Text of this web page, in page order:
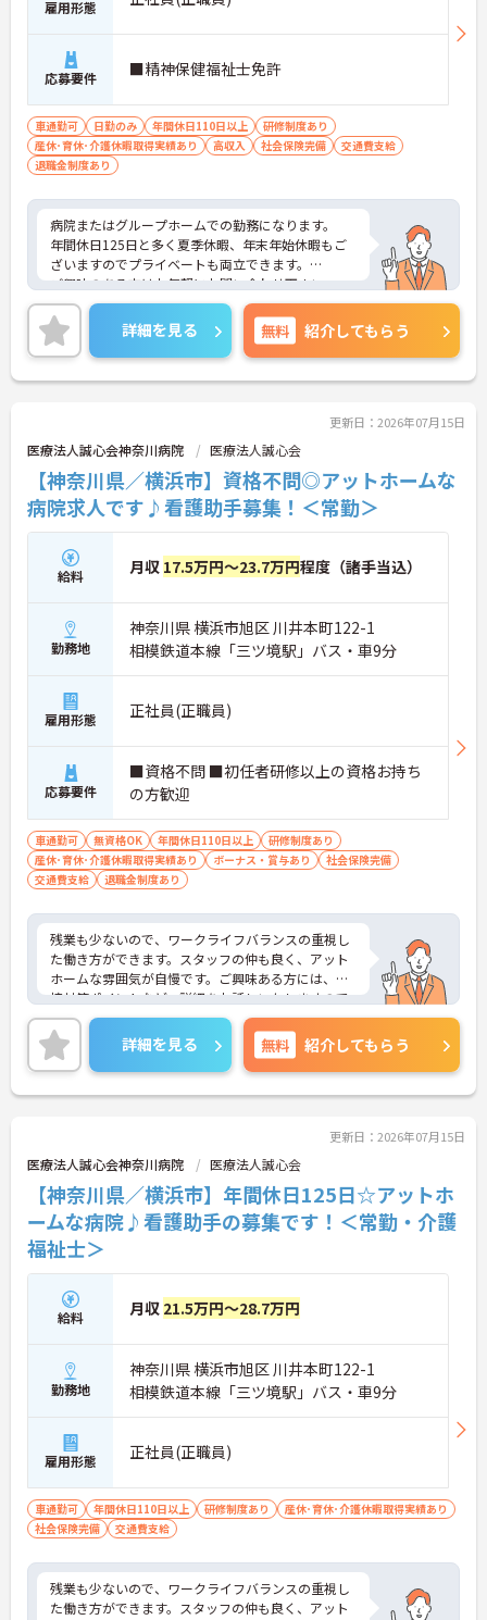
れる環境です】
・働きながら実務者研修を無料で受講できるなど、
有資格者のさらなるキャリアアップを支援していま
す
しており、将来のリーダー候補として成長していけ
ます
【20年以上黒字経営の安定基盤のもと、長期的に活
躍できます】
・横浜型地域貢献企業にも認定された信頼ある法人
で、ライフステージが変わっても安心して働き続け
られます
・育児短時間勤務や永年勤続表彰制度など、スタッ
フの貢献をしっかりと評価し還元する体制が整って
います
雇用形態
応募要件 ■精神保健福祉士免許
車通勤可 日勤のみ 年間休日110日以上
研修制度あり
産休･育休･介護休暇取得実績あり
高収入 社会保険完備
交通費支給
退職金制度あり
病院またはグループホームでの勤務になります。
年間休日125日と多く夏季休暇、年末年始休暇もご
ざいますのでプライベートも両立できます。
ご興味のある方はお気軽にお問い合わせ下さい。
詳細を見る 無料 紹介してもらう
更新日：2026年07月15日
医療法人誠心会神奈川病院 医療法人誠心会
【神奈川県／横浜市】資格不問◎アットホームな
病院求人です♪看護助手募集！＜常勤＞
給料 月収 17.5万円～23.7万円程度（諸手当込）
勤務地
神奈川県 横浜市旭区 川井本町122-1
相模鉄道本線「三ツ境駅」バス・車9分
雇用形態 正社員(正職員)
応募要件
■資格不問 ■初任者研修以上の資格お持ち
の方歓迎
車通勤可 無資格OK 年間休日110日以上
研修制度あり
産休･育休･介護休暇取得実績あり
ボーナス・賞与あり
社会保険完備
交通費支給
退職金制度あり
残業も少ないので、ワークライフバランスの重視し
た働き方ができます。スタッフの仲も良く、アット
ホームな雰囲気が自慢です。ご興味ある方には、面
接対策ポイントなど、詳細をお話しいたしますので
お気軽にご相談ください。
詳細を見る 無料 紹介してもらう
更新日：2026年07月15日
医療法人誠心会神奈川病院 医療法人誠心会
【神奈川県／横浜市】年間休日125日☆アットホ
ームな病院♪看護助手の募集です！＜常勤・介護
福祉士＞
給料 月収 21.5万円～28.7万円
勤務地
神奈川県 横浜市旭区 川井本町122-1
相模鉄道本線「三ツ境駅」バス・車9分
雇用形態 正社員(正職員)
車通勤可 年間休日110日以上 研修制度あり
産休･育休･介護休暇取得実績あり
社会保険完備
交通費支給
残業も少ないので、ワークライフバランスの重視し
た働き方ができます。スタッフの仲も良く、アット